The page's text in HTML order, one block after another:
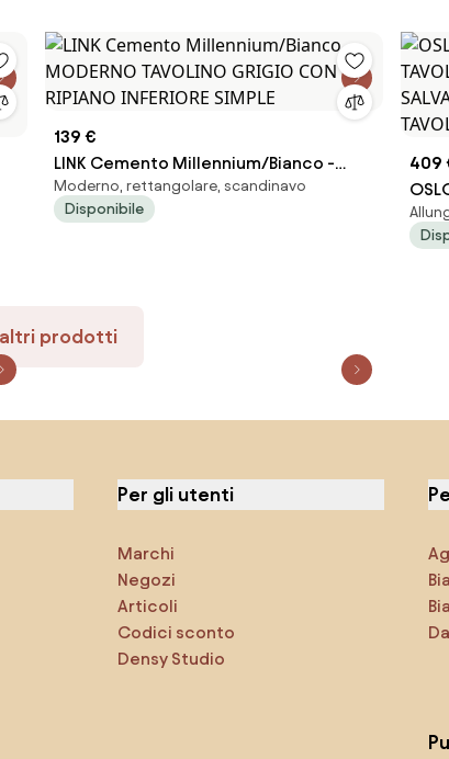
139 €
LINK Cemento Millennium/Bianco -
MODERNO TAVOLINO GRIGIO CON
RIPIANO INFERIORE SIMPLE
Moderno, rettangolare, scandinavo
Disponibile
409
prodotti
Per gli utenti
Marchi
Negozi
Articoli
Codici sconto
Densy Studio